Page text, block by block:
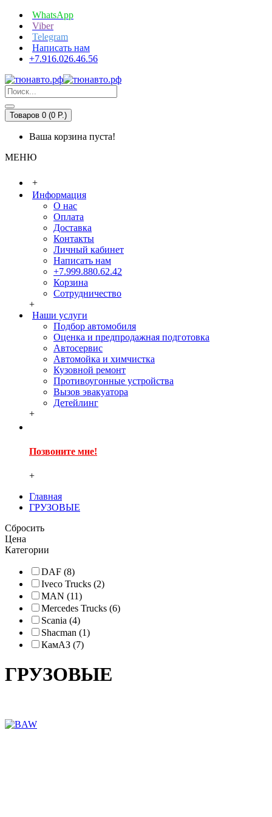
WhatsApp
Viber
Telegram
Написать нам
+7.916.026.46.56
Товаров 0 (0 P.)
Ваша корзина пуста!
МЕНЮ
+
Информация
О нас
Оплата
Доставка
Контакты
Личный кабинет
Написать нам
+7.999.880.62.42
Корзина
Сотрудничество
+
Наши услуги
Подбор автомобиля
Оценка и предпродажная подготовка
Автосервис
Автомойка и химчистка
Кузовной ремонт
Противоугонные устройства
Вызов эвакуатора
Детейлинг
+
Позвоните мне!
+
Главная
ГРУЗОВЫЕ
Сбросить
Цена
Категории
DAF (8)
Iveco Trucks (2)
MAN (11)
Mercedes Trucks (6)
Scania (4)
Shacman (1)
КамАЗ (7)
ГРУЗОВЫЕ